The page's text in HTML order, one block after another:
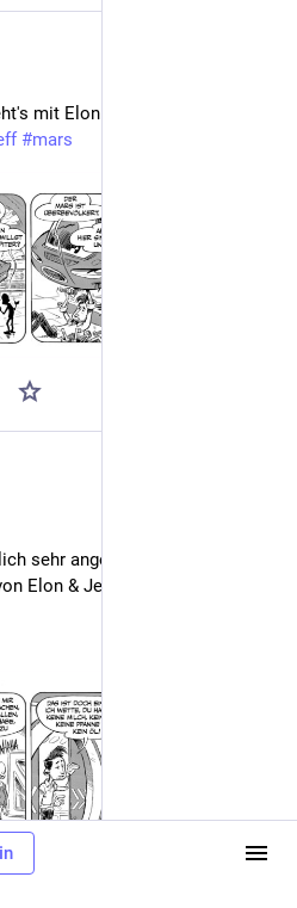
#mars
sehr angenehm, wie freundlich
Elon & Jeff. Schönen Sonntag.